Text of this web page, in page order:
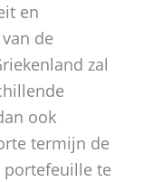
en
de
zal
ook
termijn de
portefeuille te